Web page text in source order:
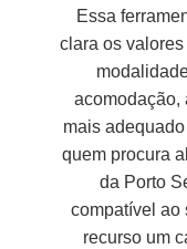
Essa
clara os
acomodação,
mais
quem procura
da Porto
compatível ao
recurso um